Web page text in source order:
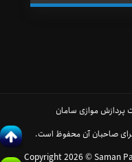
موازی سامان
صاحبان آن محفوظ است.
Copyright 2026 © Saman